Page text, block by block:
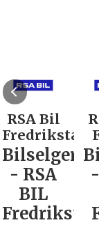
RSA Bil
Fredrikstad:
Bilselger
- RSA
BIL
Fredrikstad